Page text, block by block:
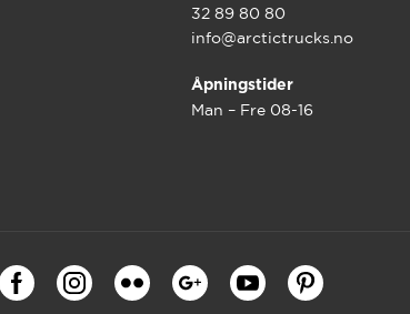
32 89 80 80
info@arctictrucks.no
Åpningstider
Man – Fre 08-16